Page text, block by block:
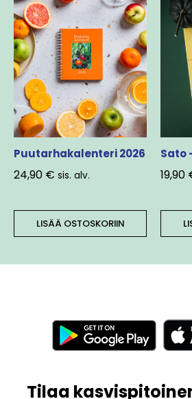
Puutarhakalenteri 2026
24,90 € sis. alv.
LISÄÄ OSTOSKORIIN
Sato
19,90
Tilaa